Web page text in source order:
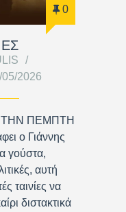
0
05/2026
ΠΕΜΠΤΗ
ο Γιάννης
γούστα,
αυτή
ταινίες να
διστακτικά